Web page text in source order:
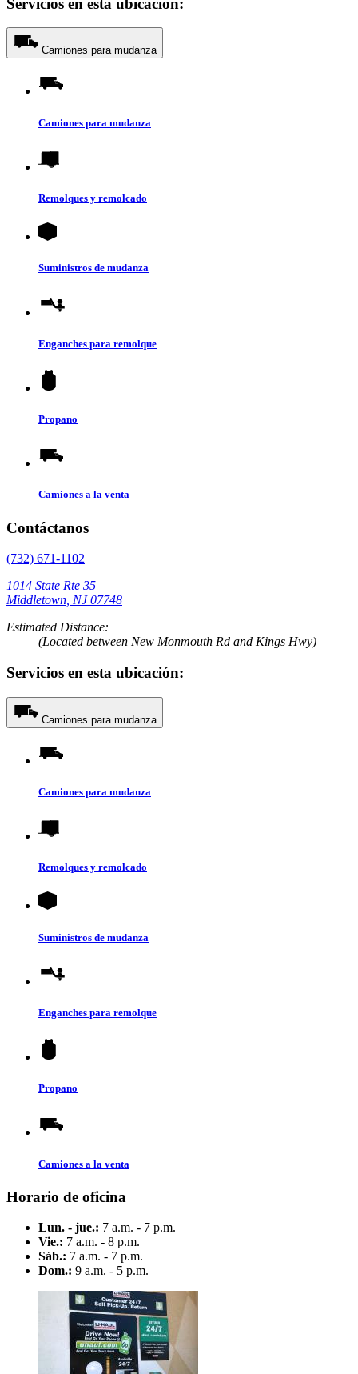
Servicios en esta ubicación:
Camiones para mudanza
Camiones para mudanza
Remolques y remolcado
Suministros de mudanza
Enganches para remolque
Propano
Camiones a la venta
Contáctanos
(732) 671-1102
1014 State Rte 35
Middletown, NJ 07748
Estimated Distance:
(Located between New Monmouth Rd and Kings Hwy)
Servicios en esta ubicación:
Camiones para mudanza
Camiones para mudanza
Remolques y remolcado
Suministros de mudanza
Enganches para remolque
Propano
Camiones a la venta
Horario de oficina
Lun. - jue.: 7 a.m. - 7 p.m.
Vie.: 7 a.m. - 8 p.m.
Sáb.: 7 a.m. - 7 p.m.
Dom.: 9 a.m. - 5 p.m.